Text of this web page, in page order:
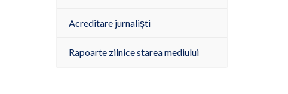
Acreditare jurnaliști
Rapoarte zilnice starea mediului